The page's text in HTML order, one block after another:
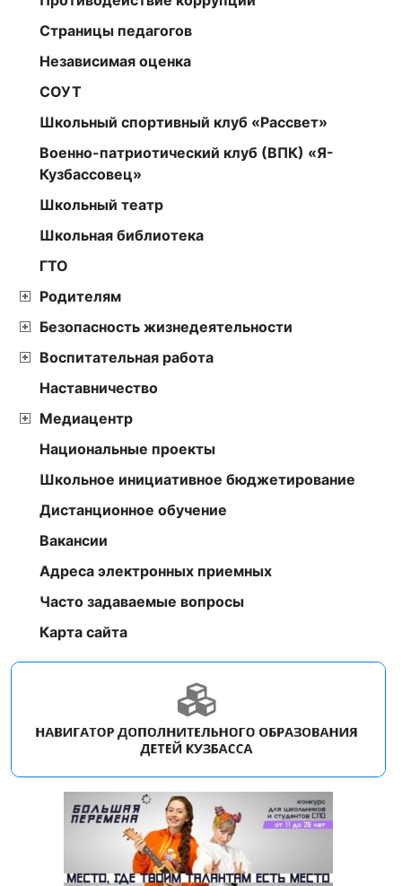
Страницы педагогов
Независимая оценка
СОУТ
Школьный спортивный клуб «Рассвет»
Военно-патриотический клуб (ВПК) «Я-
Кузбассовец»
Школьный театр
Школьная библиотека
ГТО
Родителям
Безопасность жизнедеятельности
Воспитательная работа
Наставничество
Медиацентр
Национальные проекты
Школьное инициативное бюджетирование
Дистанционное обучение
Вакансии
Адреса электронных приемных
Часто задаваемые вопросы
Карта сайта